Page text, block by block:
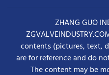
ZHANG GUO
contents (pictures, text,
are for reference and do
The content may be